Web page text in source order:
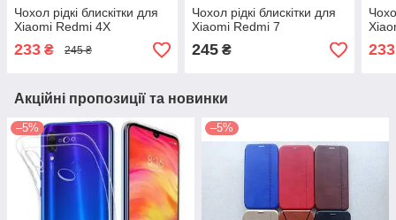
Чохол рідкі блискітки для
Xiaomi Redmi 4X
233 ₴ 245 ₴
Чохол рідкі блискітки для
Xiaomi Redmi 7
245₴ 233
Акційні пропозиції та новинки
–5% –5%